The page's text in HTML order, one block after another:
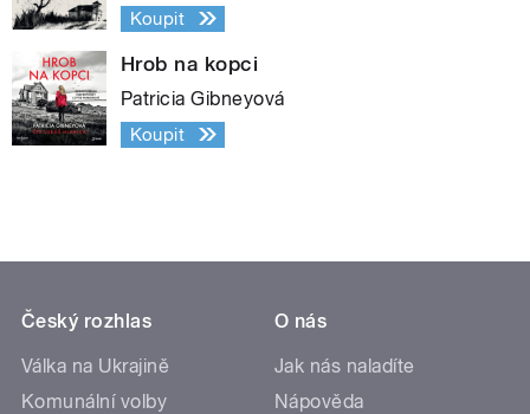
Koupit
Hrob na kopci
Patricia Gibneyová
Koupit
Český rozhlas
Válka na Ukrajině
Komunální volby
O nás
Jak nás naladíte
Nápověda